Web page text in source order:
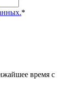
*
время с